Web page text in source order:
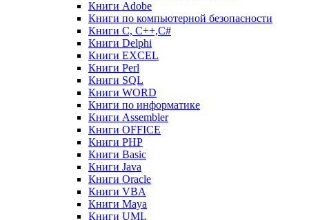
Книги Adobe
Книги по компьютерной безопасности
Книги C, C++,С#
Книги Delphi
Книги EXCEL
Книги Perl
Книги SQL
Книги WORD
Книги по информатике
Книги Assembler
Книги OFFICE
Книги PHP
Книги Basic
Книги Java
Книги Oracle
Книги VBA
Книги Maya
Книги UML